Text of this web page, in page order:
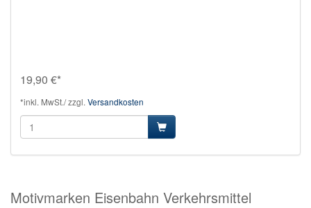
19,90 €*
*inkl. MwSt./ zzgl. Versandkosten
Motivmarken Eisenbahn Verkehrsmittel